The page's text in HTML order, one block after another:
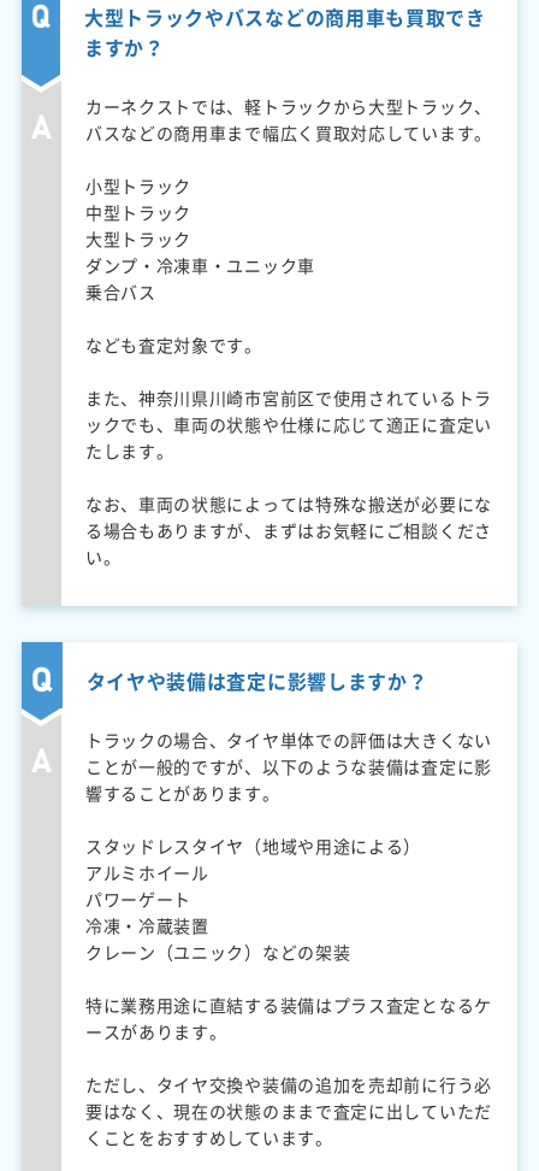
大型トラックやバスなどの商用車も買取でき
ますか？
カーネクストでは、軽トラックから大型トラック、
バスなどの商用車まで幅広く買取対応しています。
小型トラック
中型トラック
大型トラック
ダンプ・冷凍車・ユニック車
乗合バス
なども査定対象です。
また、神奈川県川崎市宮前区で使用されているトラ
ックでも、車両の状態や仕様に応じて適正に査定い
たします。
なお、車両の状態によっては特殊な搬送が必要にな
る場合もありますが、まずはお気軽にご相談くださ
い。
タイヤや装備は査定に影響しますか？
トラックの場合、タイヤ単体での評価は大きくない
ことが一般的ですが、以下のような装備は査定に影
響することがあります。
スタッドレスタイヤ（地域や用途による）
アルミホイール
パワーゲート
冷凍・冷蔵装置
クレーン（ユニック）などの架装
特に業務用途に直結する装備はプラス査定となるケ
ースがあります。
ただし、タイヤ交換や装備の追加を売却前に行う必
要はなく、現在の状態のままで査定に出していただ
くことをおすすめしています。